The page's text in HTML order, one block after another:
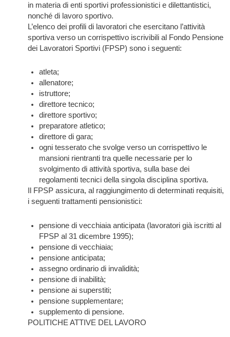
in materia di enti sportivi professionistici e dilettantistici,
nonché di lavoro sportivo.
L’elenco dei profili di lavoratori che esercitano l’attività
sportiva verso un corrispettivo iscrivibili al Fondo Pensione
dei Lavoratori Sportivi (FPSP) sono i seguenti:
atleta;
allenatore;
istruttore;
direttore tecnico;
direttore sportivo;
preparatore atletico;
direttore di gara;
ogni tesserato che svolge verso un corrispettivo le
mansioni rientranti tra quelle necessarie per lo
svolgimento di attività sportiva, sulla base dei
regolamenti tecnici della singola disciplina sportiva.
Il FPSP assicura, al raggiungimento di determinati requisiti,
i seguenti trattamenti pensionistici:
pensione di vecchiaia anticipata (lavoratori già iscritti al
FPSP al 31 dicembre 1995);
pensione di vecchiaia;
pensione anticipata;
assegno ordinario di invalidità;
pensione di inabilità;
pensione ai superstiti;
pensione supplementare;
supplemento di pensione.
POLITICHE ATTIVE DEL LAVORO